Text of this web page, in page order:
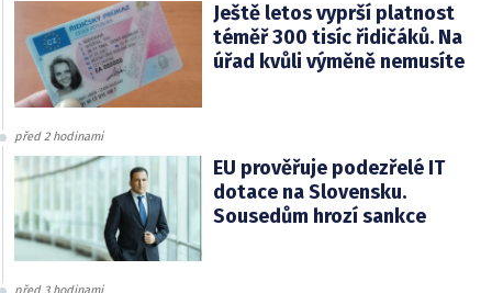
Ještě letos vyprší platnost
téměř 300 tisíc řidičáků. Na
úřad kvůli výměně nemusíte
před 2 hodinami
EU prověřuje podezřelé IT
dotace na Slovensku.
Sousedům hrozí sankce
před 3 hodinami